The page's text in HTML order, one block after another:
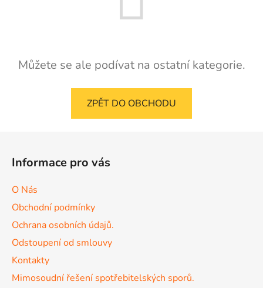
Můžete se ale podívat na ostatní kategorie.
ZPĚT DO OBCHODU
Informace pro vás
O Nás
Obchodní podmínky
Ochrana osobních údajů.
Odstoupení od smlouvy
Kontakty
Mimosoudní řešení spotřebitelských sporů.